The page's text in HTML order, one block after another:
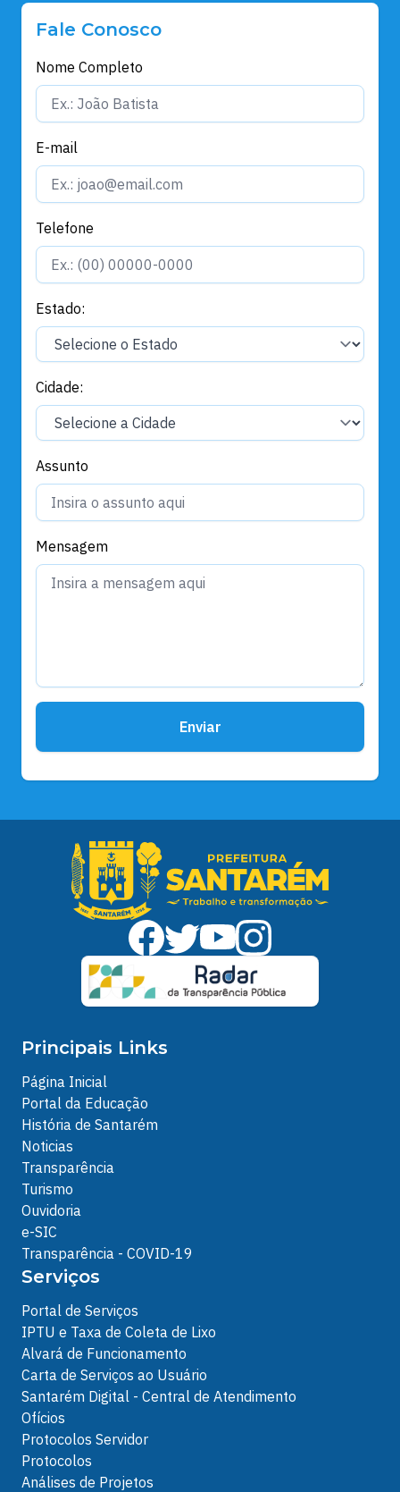
Fale Conosco
Nome Completo
E-mail
Telefone
Estado:
Cidade:
Assunto
Mensagem
Enviar
Principais Links
Página Inicial
Portal da Educação
História de Santarém
Noticias
Transparência
Turismo
Ouvidoria
e-SIC
Transparência - COVID-19
Serviços
Portal de Serviços
IPTU e Taxa de Coleta de Lixo
Alvará de Funcionamento
Carta de Serviços ao Usuário
Santarém Digital - Central de Atendimento
Ofícios
Protocolos Servidor
Protocolos
Análises de Projetos